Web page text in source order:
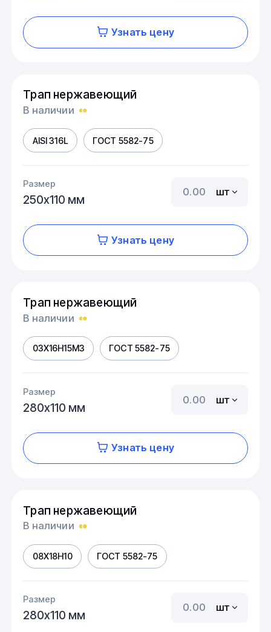
Узнать цену
Трап нержавеющий
В наличии
AISI 316L ГОСТ 5582-75
Размер
250х110 мм
шт
Узнать цену
Трап нержавеющий
В наличии
03Х16Н15М3 ГОСТ 5582-75
Размер
280х110 мм
шт
Узнать цену
Трап нержавеющий
В наличии
08Х18Н10 ГОСТ 5582-75
Размер
280х110 мм
шт